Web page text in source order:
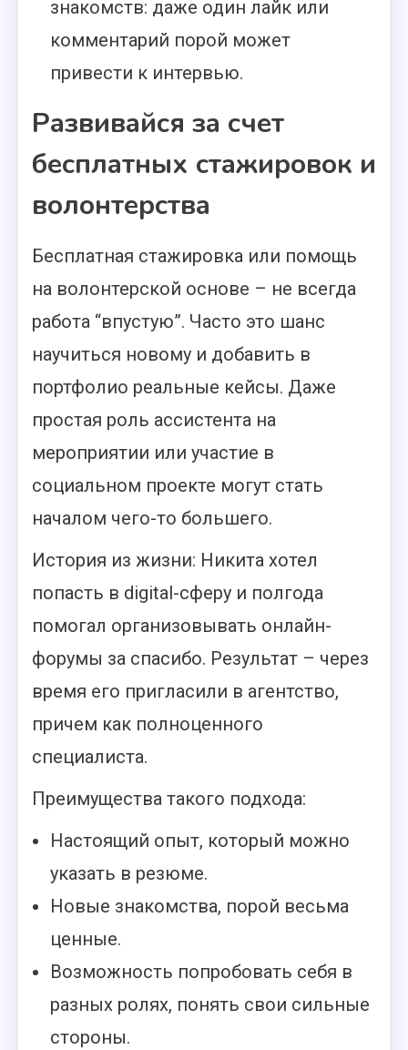
знакомств: даже один лайк или
комментарий порой может
привести к интервью.
Развивайся за счет
бесплатных стажировок и
волонтерства
Бесплатная стажировка или помощь
на волонтерской основе – не всегда
работа “впустую”. Часто это шанс
научиться новому и добавить в
портфолио реальные кейсы. Даже
простая роль ассистента на
мероприятии или участие в
социальном проекте могут стать
началом чего-то большего.
История из жизни: Никита хотел
попасть в digital-сферу и полгода
помогал организовывать онлайн-
форумы за спасибо. Результат – через
время его пригласили в агентство,
причем как полноценного
специалиста.
Преимущества такого подхода:
Настоящий опыт, который можно
указать в резюме.
Новые знакомства, порой весьма
ценные.
Возможность попробовать себя в
разных ролях, понять свои сильные
стороны.